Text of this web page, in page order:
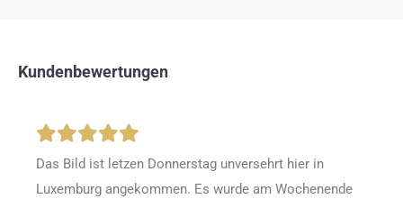
Kundenbewertungen
Das Bild ist letzen Donnerstag unversehrt hier in
Luxemburg angekommen. Es wurde am Wochenende